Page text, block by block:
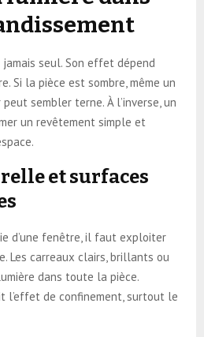
seul. Son effet dépend
Si la pièce est sombre, même un
sembler terne. À l’inverse, un
un revêtement simple et
et surfaces
d’une fenêtre, il faut exploiter
Les carreaux clairs, brillants ou
dans toute la pièce.
l’effet de confinement, surtout le